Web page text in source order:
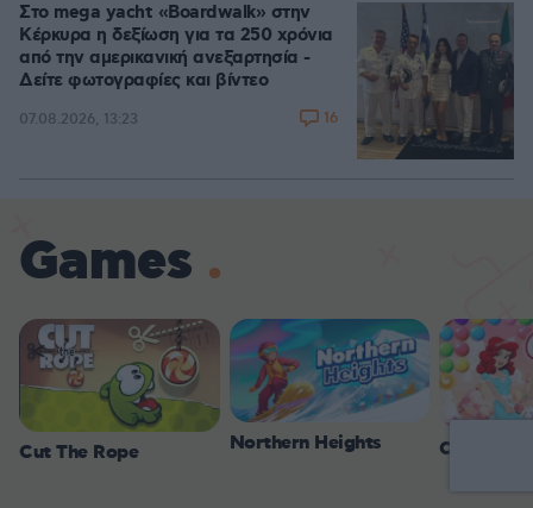
Στο mega yacht «Boardwalk» στην
Κέρκυρα η δεξίωση για τα 250 χρόνια
από την αμερικανική ανεξαρτησία -
Δείτε φωτογραφίες και βίντεο
07.08.2026, 13:23 16
Games
Cut The Rope Northern Heights Candy